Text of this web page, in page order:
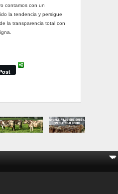
contamos con un
la tendencia y persigue
la transparencia total con